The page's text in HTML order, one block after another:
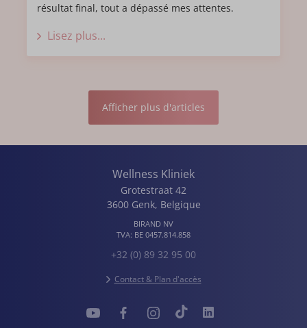
résultat final, tout a dépassé mes attentes.
Lisez plus...
Afficher plus d'articles
Wellness Kliniek
Grotestraat 42
3600 Genk, Belgique
BIRAND NV
TVA: BE 0457.814.858
+32 (0) 89 32 95 00
Contact & Plan d'accès